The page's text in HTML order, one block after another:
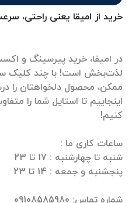
خرید از امیقا یعنی راحتی،
در امیقا، خرید پیرسینگ و
لذت‌بخش است! با چند کلیک
ممکن، محصول دلخواهتان را
اینجاییم تا استایل شما را